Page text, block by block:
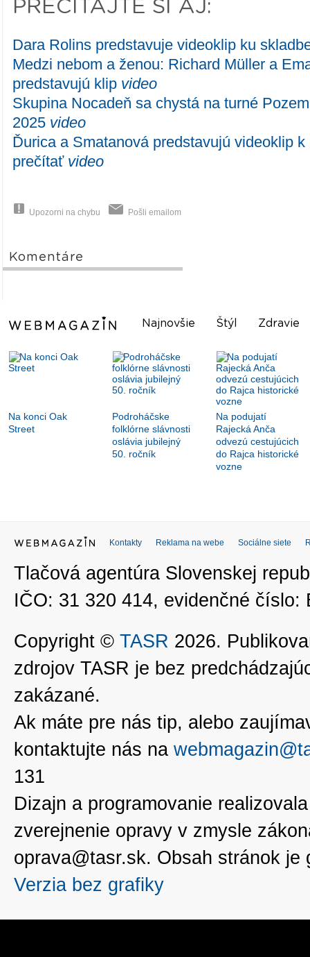
PREČÍTAJTE SI AJ:
Dara Rolins predstavuje videoklip ku
Medzi nebom a ženou: Richard Müller a
predstavujú klip video
Skupina Nocadeň sa chystá na turné
2025 video
Ďurica a Smatanová predstavujú videoklip
prečítať video
Upozorni na chybu Pošli emailom
Komentáre
Najnovšie Štýl Zdravie
Na konci Oak
Street
Podroháčske
folklórne slávnosti
oslávia jubilejný
50. ročník
Na podujatí
Rajecká Anča
odvezú cestujúcich
do Rajca historické
vozne
Kontakty Reklama na webe Sociálne siete
Tlačová agentúra Slovenskej
IČO: 31 320 414, evidenčné číslo:
Copyright © TASR 2026.
zdrojov TASR je bez
zakázané.
Ak máte pre nás tip, alebo
kontaktujte nás na
131
Dizajn a programovanie
zverejnenie opravy v zmysle
oprava@tasr.sk. Obsah stránok
Verzia bez grafiky